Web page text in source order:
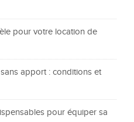
pour votre location de
apport : conditions et
pour équiper sa